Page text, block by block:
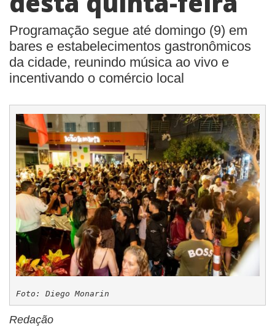
Programação segue até domingo (9) em
bares e estabelecimentos gastronômicos
da cidade, reunindo música ao vivo e
incentivando o comércio local
Foto: Diego Monarin
Redação